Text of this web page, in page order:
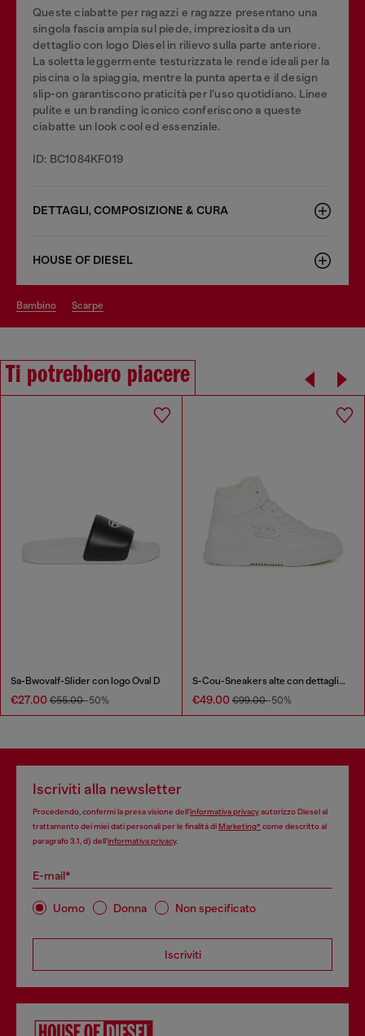
Queste ciabatte per ragazzi e ragazze presentano una
singola fascia ampia sul piede, impreziosita da un
dettaglio con logo Diesel in rilievo sulla parte anteriore.
La soletta leggermente testurizzata le rende ideali per la
piscina o la spiaggia, mentre la punta aperta e il design
slip-on garantiscono praticità per l’uso quotidiano. Linee
pulite e un branding iconico conferiscono a queste
ciabatte un look cool ed essenziale.
ID: BC1084KF019
DETTAGLI, COMPOSIZIONE & CURA
HOUSE OF DIESEL
bambino scarpe
Ti potrebbero piacere
Sa-Bwovalf-Slider con logo Oval D
€27.00 €55.00-50%
S-Cou-Sneakers alte con dettaglio D
€49.00 €99.00-50%
Iscriviti alla newsletter
Procedendo, confermi la presa visione dell’informativa privacyautorizzo Diesel al
trattamento dei miei dati personali per le finalità diMarketing*come descritto al
paragrafo 3.1, d) dell’informativa privacy.
E-mail*
Uomo Donna Non specificato
Iscriviti